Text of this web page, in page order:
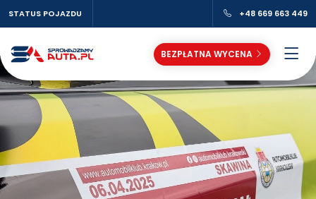
STATUS POJAZDU +48 669 663 449
BEZPŁATNA WYCENA